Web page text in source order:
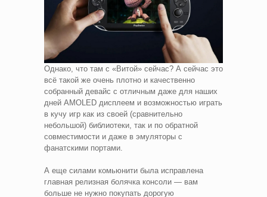
Однако, что там с «Витой» сейчас? А сейчас это
всё такой же очень плотно и качественно
собранный девайс с отличным даже для наших
дней AMOLED дисплеем и возможностью играть
в кучу игр как из своей (сравнительно
небольшой) библиотеки, так и по обратной
совместимости и даже в эмуляторы с
фанатскими портами.
А еще силами комьюнити была исправлена
главная релизная болячка консоли — вам
больше не нужно покупать дорогую